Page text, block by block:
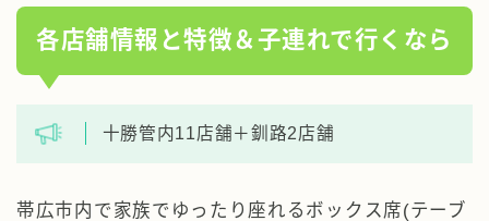
各店舗情報と特徴＆子連れで行くなら
十勝管内11店舗＋釧路2店舗
帯広市内で家族でゆったり座れるボックス席(テーブ